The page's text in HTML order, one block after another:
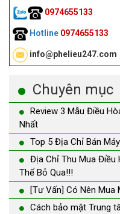
0974655133
Hotline 0974655133
info@phelieu247.com
Chuyên mục
Review 3 Mẫu Điều
Nhất
Top 5 Địa Chỉ Bán
Địa Chỉ Thu Mua Điều
Thể Bỏ Qua!!!
[Tư Vấn] Có Nên Mua
Cách bảo mật Trung